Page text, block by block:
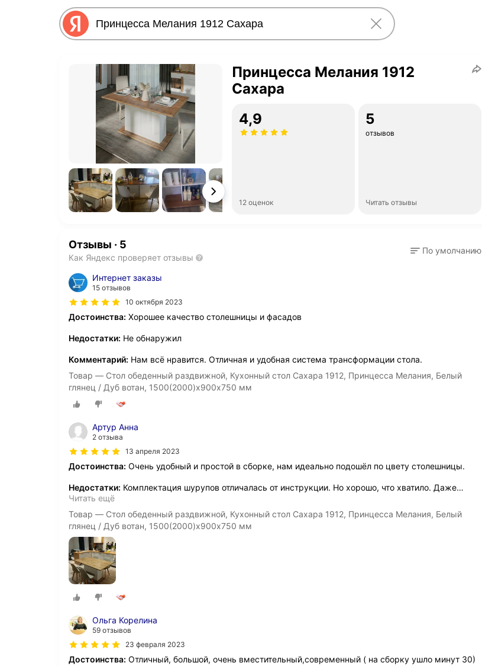
Принцесса Мелания 1912
Сахара
4,9
12 оценок
5
отзывов
Читать отзывы
Отзывы · 5
Как Яндекс проверяет отзывы
По умолчанию
Интернет заказы
15 отзывов
10 октября 2023
Достоинства: Хорошее качество столешницы и фасадов
Недостатки: Не обнаружил
Комментарий: Нам всё нравится. Отличная и удобная система трансформации стола.
Товар — Стол обеденный раздвижной, Кухонный стол Сахара 1912, Принцесса Мелания, Белый
глянец / Дуб вотан, 1500(2000)х900х750 мм
Артур Анна
2 отзыва
13 апреля 2023
Достоинства: Очень удобный и простой в сборке, нам идеально подошёл по цвету столешницы.
Недостатки: Комплектация шурупов отличалась от инструкции. Но хорошо, что хватило. Даже…
Читать ещё
Товар — Стол обеденный раздвижной, Кухонный стол Сахара 1912, Принцесса Мелания, Белый
глянец / Дуб вотан, 1500(2000)х900х750 мм
Ольга Корелина
59 отзывов
23 февраля 2023
Достоинства: Отличный, большой, очень вместительный,современный ( на сборку ушло минут 30)